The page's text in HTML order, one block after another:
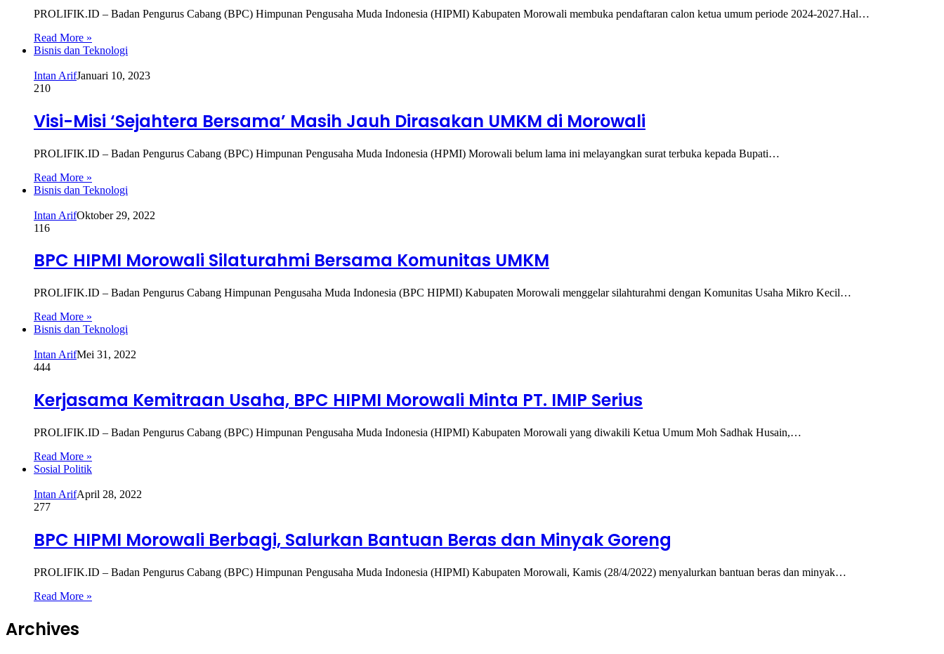
PROLIFIK.ID – Badan Pengurus Cabang (BPC) Himpunan Pengusaha Muda Indonesia (HIPMI) Kabupaten Morowali membuka pendaftaran calon ketua umum periode 2024-2027.Hal…
Read More »
Bisnis dan Teknologi
Intan ArifJanuari 10, 2023
210
Visi-Misi ‘Sejahtera Bersama’ Masih Jauh Dirasakan UMKM di Morowali
PROLIFIK.ID – Badan Pengurus Cabang (BPC) Himpunan Pengusaha Muda Indonesia (HPMI) Morowali belum lama ini melayangkan surat terbuka kepada Bupati…
Read More »
Bisnis dan Teknologi
Intan ArifOktober 29, 2022
116
BPC HIPMI Morowali Silaturahmi Bersama Komunitas UMKM
PROLIFIK.ID – Badan Pengurus Cabang Himpunan Pengusaha Muda Indonesia (BPC HIPMI) Kabupaten Morowali menggelar silahturahmi dengan Komunitas Usaha Mikro Kecil…
Read More »
Bisnis dan Teknologi
Intan ArifMei 31, 2022
444
Kerjasama Kemitraan Usaha, BPC HIPMI Morowali Minta PT. IMIP Serius
PROLIFIK.ID – Badan Pengurus Cabang (BPC) Himpunan Pengusaha Muda Indonesia (HIPMI) Kabupaten Morowali yang diwakili Ketua Umum Moh Sadhak Husain,…
Read More »
Sosial Politik
Intan ArifApril 28, 2022
277
BPC HIPMI Morowali Berbagi, Salurkan Bantuan Beras dan Minyak Goreng
PROLIFIK.ID – Badan Pengurus Cabang (BPC) Himpunan Pengusaha Muda Indonesia (HIPMI) Kabupaten Morowali, Kamis (28/4/2022) menyalurkan bantuan beras dan minyak…
Read More »
Archives